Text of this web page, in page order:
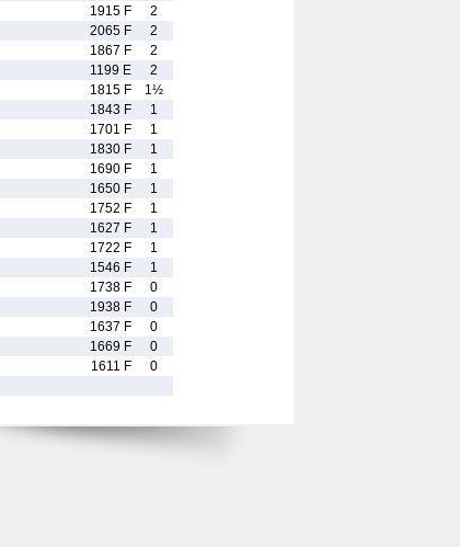
1915 F
2
2065 F
2
1867 F
2
1199 E
2
1815 F
1½
1843 F
1
1701 F
1
1830 F
1
1690 F
1
1650 F
1
1752 F
1
1627 F
1
1722 F
1
1546 F
1
1738 F
0
1938 F
0
1637 F
0
1669 F
0
1611 F
0